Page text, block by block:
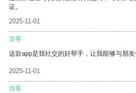
证。
2025-11-01
游客
这款app是我社交的好帮手，让我能够与朋友
2025-11-01
游客